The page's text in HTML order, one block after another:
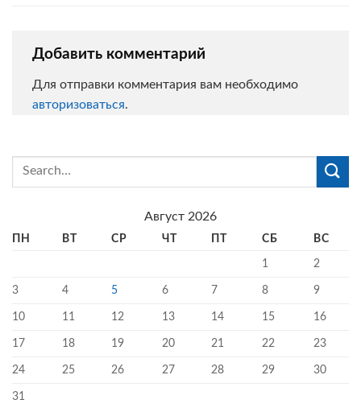
Добавить комментарий
Для отправки комментария вам необходимо
авторизоваться.
Август 2026
ПН ВТ СР ЧТ ПТ СБ ВС
1 2
3 4 5 6 7 8 9
10 11 12 13 14 15 16
17 18 19 20 21 22 23
24 25 26 27 28 29 30
31